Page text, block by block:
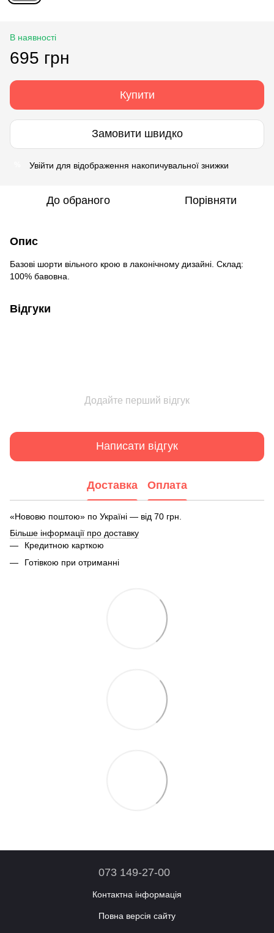
В наявності
695 грн
Купити
Замовити швидко
Увійти для відображення накопичувальної знижки
До обраного Порівняти
Опис
Базові шорти вільного крою в лаконічному дизайні. Склад:
100% бавовна.
Відгуки
Додайте перший відгук
Написати відгук
Доставка Оплата
«Нововю поштою» по Україні — від 70 грн.
Більше інформації про доставку
Кредитною карткою
Готівкою при отриманні
073 149-27-00
Контактна інформація
Повна версія сайту